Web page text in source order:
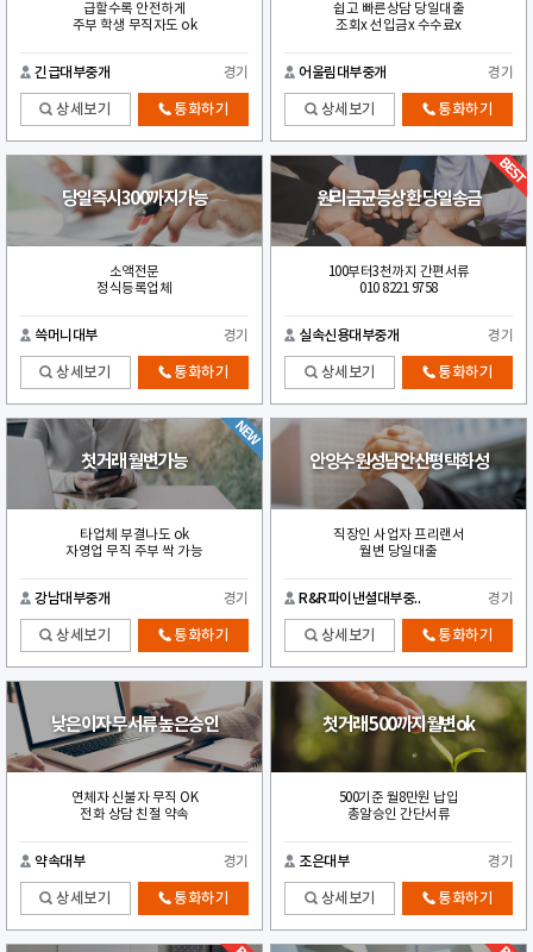
급할수록 안전하게
주부 학생 무직자도 ok
긴급대부중개 경기
상세보기 통화하기
쉽고 빠른상담 당일대출
조회x 선입금x 수수료x
어울림대부중개 경기
상세보기 통화하기
당일즉시300까지가능
소액전문
정식등록업체
쓱머니대부 경기
상세보기 통화하기
원리금균등상환 당일송금
100부터3천까지 간편서류
010 8221 9758
실속신용대부중개 경기
상세보기 통화하기
첫거래 월변가능
타업체 부결나도 ok
자영업 무직 주부 싹 가능
강남대부중개 경기
상세보기 통화하기
안양수원성남안산평택화성
직장인 사업자 프리랜서
월변 당일대출
R&R파이낸셜대부중.. 경기
상세보기 통화하기
낮은이자 무서류 높은승인
연체자 신불자 무직 OK
전화 상담 친절 약속
약속대부 경기
상세보기 통화하기
첫거래 500까지월변ok
500기준 월8만원 납입
총알승인 간단서류
조은대부 경기
상세보기 통화하기